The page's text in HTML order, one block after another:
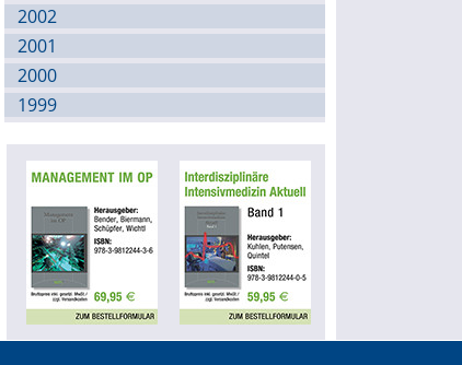
2002
2001
2000
1999